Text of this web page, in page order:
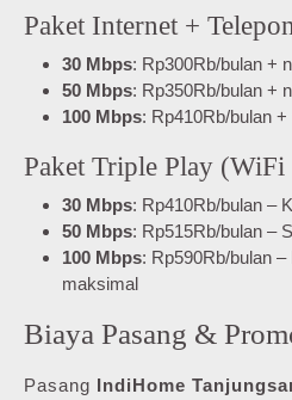
Paket Internet +
30 Mbps: Rp300Rb/bulan +
50 Mbps: Rp350Rb/bulan +
100 Mbps: Rp410Rb/bulan
Paket Triple Play
30 Mbps: Rp410Rb/bulan –
50 Mbps: Rp515Rb/bulan –
100 Mbps: Rp590Rb/bulan
maksimal
Biaya Pasang &
Pasang IndiHome